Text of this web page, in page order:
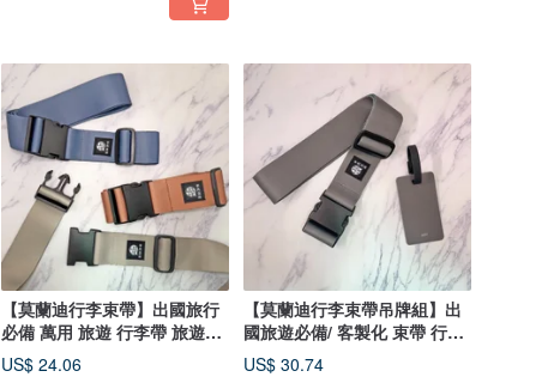
【莫蘭迪行李束帶】出國旅行
必備 萬用 旅遊 行李帶 旅遊用
品
US$ 24.06
【莫蘭迪行李束帶吊牌組】出
國旅遊必備/ 客製化 束帶 行李
吊牌
US$ 30.74